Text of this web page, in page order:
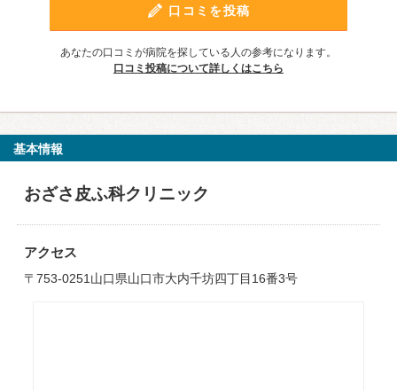
口コミを投稿
あなたの口コミが病院を探している人の参考になります。
口コミ投稿について詳しくはこちら
基本情報
おざさ皮ふ科クリニック
アクセス
〒753-0251山口県山口市大内千坊四丁目16番3号